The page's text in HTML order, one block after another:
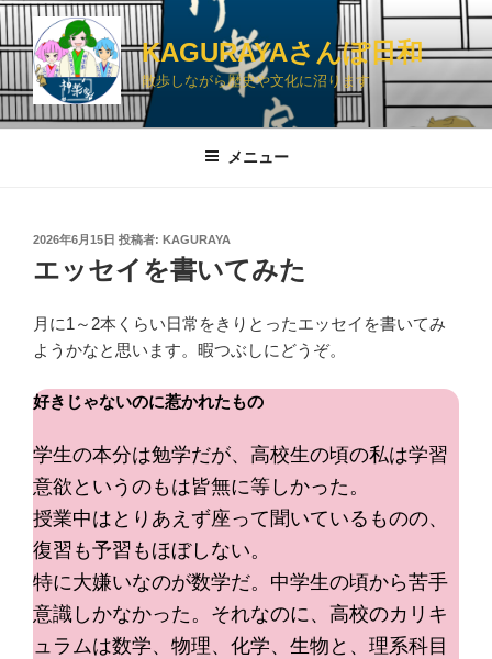
コ
ン
テ
ン
ツ
KAGURAYAさんぽ日和
散歩しながら歴史や文化に沼ります
メニュー
投
日:
2026年6月15日 投稿者: KAGURAYA
エッセイを書いてみた
月に1～2本くらい日常をきりとったエッセイを書いてみ
ようかなと思います。暇つぶしにどうぞ。
好きじゃないのに惹かれたもの
学生の本分は勉学だが、高校生の頃の私は学習
意欲というのもは皆無に等しかった。
授業中はとりあえず座って聞いているものの、
復習も予習もほぼしない。
特に大嫌いなのが数学だ。中学生の頃から苦手
意識しかなかった。それなのに、高校のカリキ
ュラムは数学、物理、化学、生物と、理系科目